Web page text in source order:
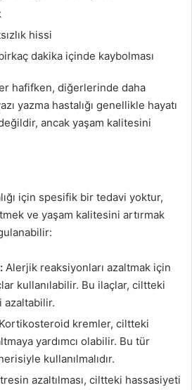
hissi
dakika içinde kaybolması
hafifken, diğerlerinde daha
yazma hastalığı genellikle hayatı
ancak yaşam kalitesini
için spesifik bir tedavi yoktur,
ve yaşam kalitesini artırmak
Alerjik reaksiyonları azaltmak için
kullanılabilir. Bu ilaçlar, ciltteki
azaltabilir.
Kortikosteroid kremler, ciltteki
yardımcı olabilir. Bu tür
kullanılmalıdır.
azaltılması, ciltteki hassasiyeti